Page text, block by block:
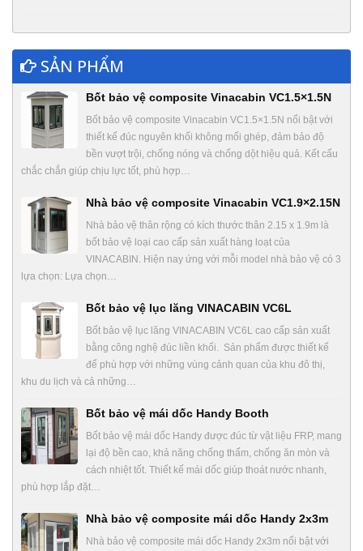
SẢN PHẨM
Bốt bảo vệ composite Vinacabin VC1.5×1.5N
Bốt bảo vệ composite Vinacabin VC1.5×1.5N nổi bật với
thiết kế đúc nguyên khối không mối ghép, đảm bảo độ
bền vượt trội, chống nóng và chống dột hiệu quả. Kết cấu
chắc chắn giúp chịu lực tốt, phù hợp…
Nhà bảo vệ composite Vinacabin VC1.9×2.15N
Nhà bảo vệ thân rộng có kích thước thân 2.15 x 1.9m là
bốt bảo vệ loại cao cấp sản xuất hàng loạt của
VINACABIN. Hiện nay ứng với mỗi model nhà bảo vệ có 3
lựa chọn: Lựa chọn…
Bốt bảo vệ lục lăng VINACABIN VC6L
Bốt bảo vệ lục lăng VINACABIN VC6L cao cấp sản xuất
bằng công nghệ đúc liền khối. Sản phẩm được thiết kế
để phù hợp với những vùng cảnh quan của khu đô thị,
khu du lịch và cả những…
Bốt bảo vệ mái dốc Handy Booth
Bốt bảo vệ mái dốc Handy được đúc từ vật liệu FRP, mang
lại độ bền cao, khả năng chống thấm, chống ăn mòn và
cách nhiệt tốt. Thiết kế mái dốc giúp thoát nước nhanh,
phù hợp lắp đặt…
Nhà bảo vệ composite mái dốc Handy 2x3m
Nhà bảo vệ composite mái dốc Handy 2x3m nổi bật với